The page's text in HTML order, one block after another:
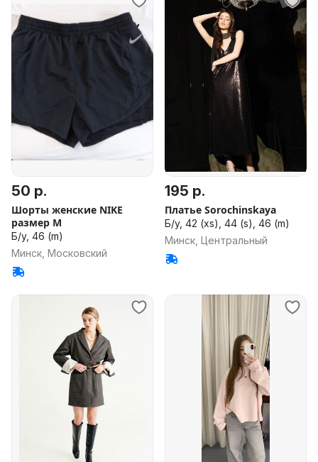
50 р.
Шорты женские NIKE
размер М
Б/у, 46 (m)
Минск, Московский
195 р.
Платье Sorochinskaya
Б/у, 42 (xs), 44 (s), 46 (m)
Минск, Центральный